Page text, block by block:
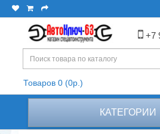
+7
Товаров 0 (0р.)
КАТЕГОРИИ